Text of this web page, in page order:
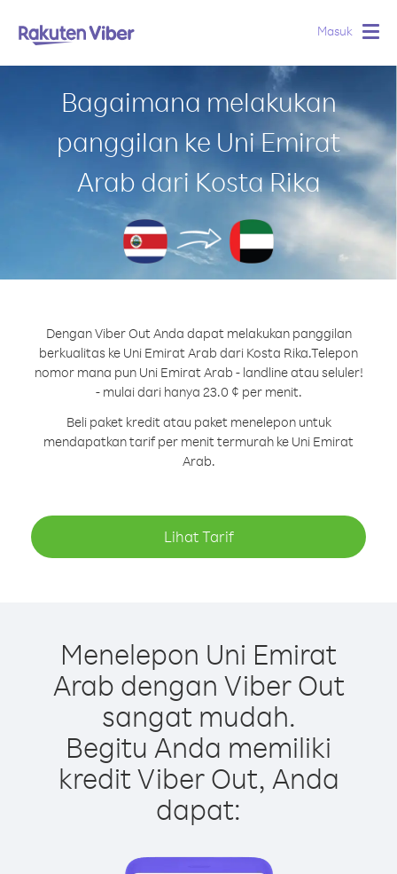
Masuk
Bagaimana melakukan
panggilan ke Uni Emirat
Arab dari Kosta Rika
Dengan Viber Out Anda dapat melakukan panggilan
berkualitas ke Uni Emirat Arab dari Kosta Rika.Telepon
nomor mana pun Uni Emirat Arab - landline atau seluler!
- mulai dari hanya 23.0 ¢ per menit.
Beli paket kredit atau paket menelepon untuk
mendapatkan tarif per menit termurah ke Uni Emirat
Arab.
Lihat Tarif
Menelepon Uni Emirat
Arab dengan Viber Out
sangat mudah.
Begitu Anda memiliki
kredit Viber Out, Anda
dapat: